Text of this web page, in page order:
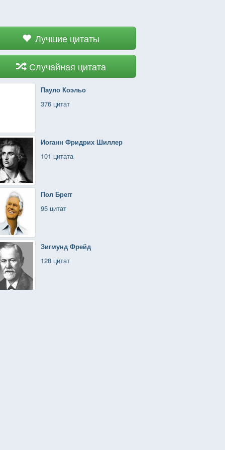
Лучшие цитаты
Случайная цитата
Пауло Коэльо
376 цитат
Иоганн Фридрих Шиллер
101 цитата
Пол Брегг
95 цитат
Зигмунд Фрейд
128 цитат